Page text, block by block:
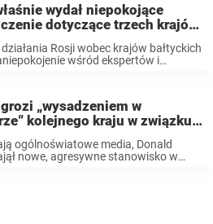
wypowiedziom Melanii. W
Dama Melania Trump zwołała
wydał niepokojące
dotyczące trzech krajów,
Rosji wobec krajów bałtyckich
wśród ekspertów i
ostrzegł, że nie należy ...
„wysadzeniem w
kolejnego kraju w związku z
ogólnoświatowe media, Donald
nowe, agresywne stanowisko w